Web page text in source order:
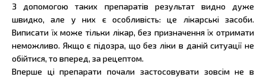
З допомогою таких препаратів результат видно дуже
швидко, але у них є особливість: це лікарські засоби.
Виписати їх може тільки лікар, без призначення їх отримати
неможливо. Якщо є підозра, що без ліки в даній ситуації не
обійтися, то вперед, за рецептом.
Вперше ці препарати почали застосовувати зовсім не в